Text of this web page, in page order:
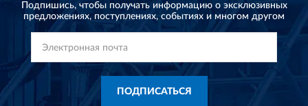
Подпишись, чтобы получать информацию о эксклюзивных
предложениях, поступлениях, событиях и многом другом
ПОДПИСАТЬСЯ